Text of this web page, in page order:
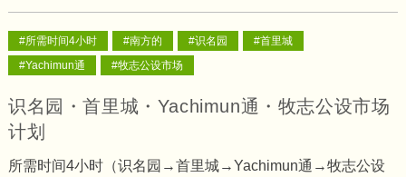
#所需时间4小时 #南方的 #识名园
#首里城
#Yachimun通
#牧志公设市场
识名园・首里城・Yachimun通・牧志公设市场
计划
所需时间4小时（识名园→首里城→Yachimun通→牧志公设